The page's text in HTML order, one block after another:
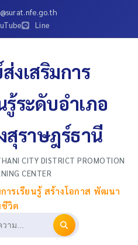
Line
งเสริมการ
รู้ระดับอำเภอ
สุราษฎร์ธานี
CITY DISTRICT PROMOTION
CENTER
ารเรียนรู้ สร้างโอกาส พัฒนา
วิต